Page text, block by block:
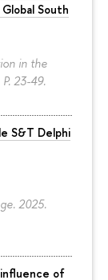
South
in the
P. 23-49.
S&T Delphi
2025.
of